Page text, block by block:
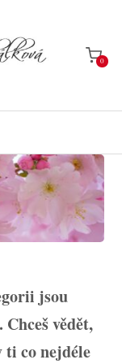
0
jsou
vědět,
ti co nejdéle